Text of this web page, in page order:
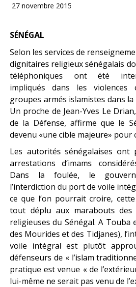
27 novembre 2015
SÉNÉGAL
Selon les services de
dignitaires religieux sénégalais
téléphoniques ont été
impliqués dans les violences
groupes armés islamistes dans
Un proche de Jean-Yves Le
de la Défense, affirme que le
devenu «une cible majeure» pour
Les autorités sénégalaises ont
arrestations d’imams
Dans la foulée, le
l’interdiction du port de voile
ce que l’on pourrait croire,
tout déplu aux marabouts des
religieuses du Sénégal. A Touba
des Mourides et des Tidjanes),
voile intégral est plutôt
défenseurs de « l’islam
pratique est venue « de
lui-même ne serait pas venu de